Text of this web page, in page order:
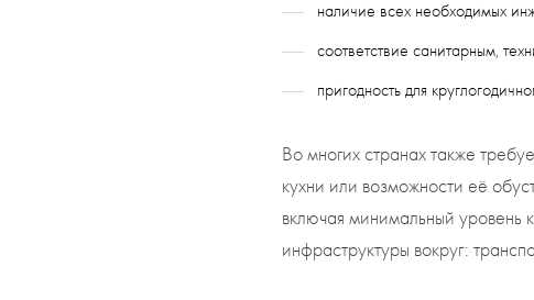
наличие всех необходимых
соответствие санитарным,
пригодность для
Во многих странах также
кухни или возможности её
включая минимальный уровень
инфраструктуры вокруг: